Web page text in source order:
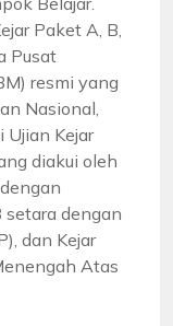
Paket A, B,
Pusat
resmi yang
Nasional,
Kejar
diakui oleh
setara dengan
dan Kejar
Atas